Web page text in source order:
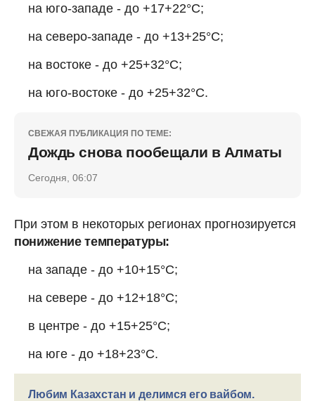
на юго-западе - до +17+22°C;
на северо-западе - до +13+25°C;
на востоке - до +25+32°C;
на юго-востоке - до +25+32°C.
СВЕЖАЯ ПУБЛИКАЦИЯ ПО ТЕМЕ:
Дождь снова пообещали в Алматы
Сегодня, 06:07
При этом в некоторых регионах прогнозируется
понижение температуры:
на западе - до +10+15°C;
на севере - до +12+18°C;
в центре - до +15+25°C;
на юге - до +18+23°C.
Любим Казахстан и делимся его вайбом.